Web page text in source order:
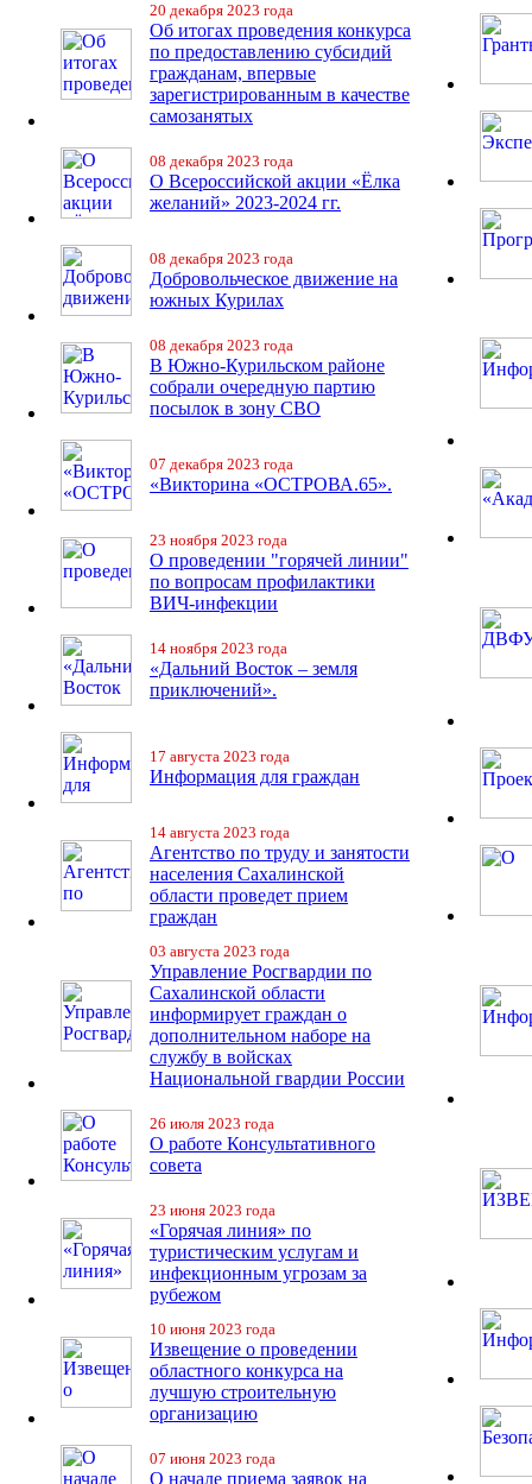
20 декабря 2023 года
Об итогах проведения конкурса
по предоставлению субсидий
гражданам, впервые
зарегистрированным в качестве
самозанятых
08 декабря 2023 года
О Всероссийской акции «Ёлка
желаний» 2023-2024 гг.
08 декабря 2023 года
Добровольческое движение на
южных Курилах
08 декабря 2023 года
В Южно-Курильском районе
собрали очередную партию
посылок в зону СВО
07 декабря 2023 года
«Викторина «ОСТРОВА.65».
23 ноября 2023 года
О проведении "горячей линии"
по вопросам профилактики
ВИЧ-инфекции
14 ноября 2023 года
«Дальний Восток – земля
приключений».
17 августа 2023 года
Информация для граждан
14 августа 2023 года
Агентство по труду и занятости
населения Сахалинской
области проведет прием
граждан
03 августа 2023 года
Управление Росгвардии по
Сахалинской области
информирует граждан о
дополнительном наборе на
службу в войсках
Национальной гвардии России
26 июля 2023 года
О работе Консультативного
совета
23 июня 2023 года
«Горячая линия» по
туристическим услугам и
инфекционным угрозам за
рубежом
10 июня 2023 года
Извещение о проведении
областного конкурса на
лучшую строительную
организацию
07 июня 2023 года
О начале приема заявок на